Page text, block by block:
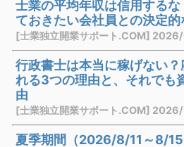
士業の平均年収は信用する
ておきたい会社員との決定的
[士業独立開業サポート.COM]
行政書士は本当に稼げない
れる3つの理由と、それでも
由
[士業独立開業サポート.COM]
夏季期間（2026/8/11～8/15